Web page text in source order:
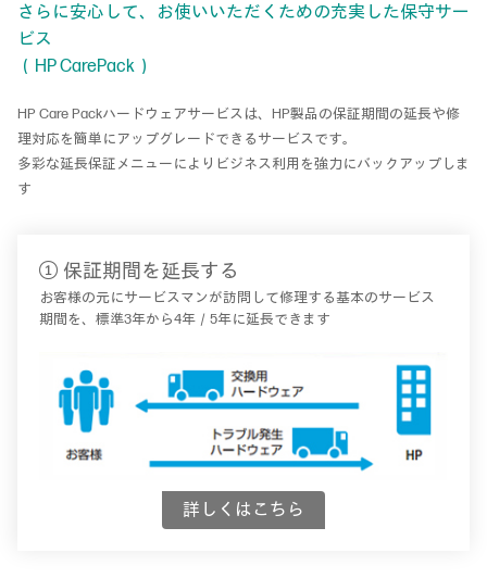
さらに安心して、お使いいただくための充実した保守サー
ビス
（HP CarePack）
HP Care Packハードウェアサービスは、HP製品の保証期間の延長や修
理対応を簡単にアップグレードできるサービスです。
多彩な延長保証メニューによりビジネス利用を強力にバックアップしま
す
① 保証期間を延長する
お客様の元にサービスマンが訪問して修理する基本のサービス
期間を、標準3年から4年／5年に延長できます
詳しくはこちら